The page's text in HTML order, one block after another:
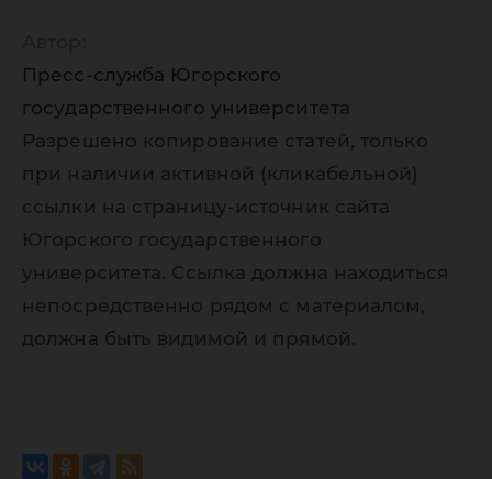
Пресс-служба Югорского
государственного университета
Разрешено копирование статей, только
при наличии активной (кликабельной)
ссылки на страницу-источник сайта
Югорского государственного
университета. Ссылка должна находиться
непосредственно рядом с материалом,
должна быть видимой и прямой.